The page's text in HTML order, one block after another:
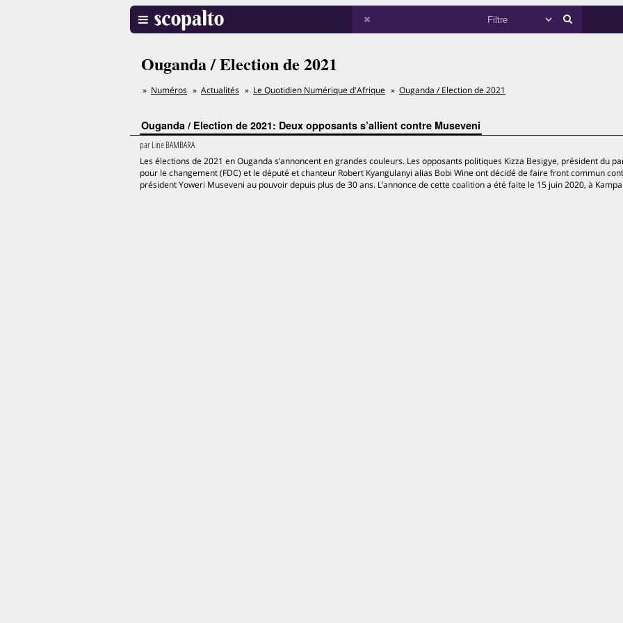
Ouganda / Election de 2021
Numéros Actualités Le Quotidien Numérique d'Afrique Ouganda / Election de 2021
Ouganda / Election de 2021: Deux opposants s’allient contre Museveni
parLine BAMBARA
Les élections de 2021 en Ouganda s’annoncent en grandes couleurs. Les opposants politiques Kizza Besigye, président du
pour le changement (FDC) et le député et chanteur Robert Kyangulanyi alias Bobi Wine ont décidé de faire front commun
président Yoweri Museveni au pouvoir depuis plus de 30 ans. L’annonce de cette coalition a été faite le 15 juin 2020, à